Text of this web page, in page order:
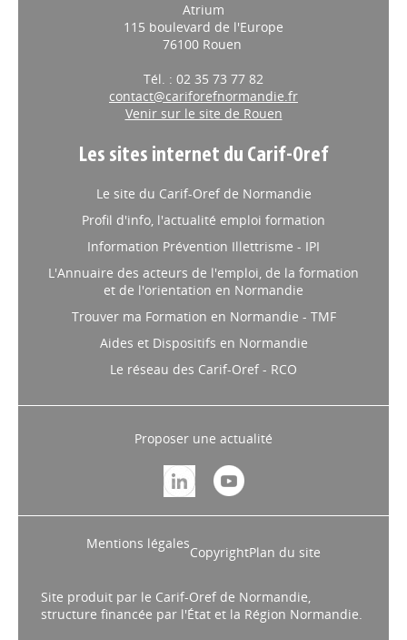
Atrium
115 boulevard de l'Europe
76100 Rouen
Tél. : 02 35 73 77 82
contact@cariforefnormandie.fr
Venir sur le site de Rouen
Les sites internet du Carif-Oref
Le site du Carif-Oref de Normandie
Profil d'info, l'actualité emploi formation
Information Prévention Illettrisme - IPI
L'Annuaire des acteurs de l'emploi, de la formation
et de l'orientation en Normandie
Trouver ma Formation en Normandie - TMF
Aides et Dispositifs en Normandie
Le réseau des Carif-Oref - RCO
Proposer une actualité
Mentions légales
CopyrightPlan du site
Site produit par le Carif-Oref de Normandie,
structure financée par l'État et la Région Normandie.